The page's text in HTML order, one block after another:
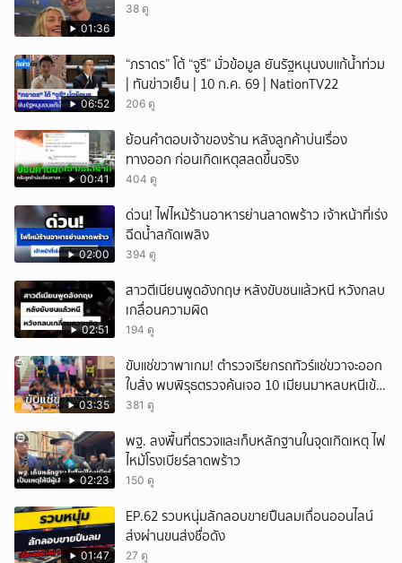
01:36
38 ดู
06:52
“ภราดร” โต้ “จูรี” มั่วข้อมูล ยันรัฐหนุนงบแก้น้ำท่วม
| ทันข่าวเย็น | 10 ก.ค. 69 | NationTV22
206 ดู
00:41
ย้อนคำตอบเจ้าของร้าน หลังลูกค้าบ่นเรื่อง
ทางออก ก่อนเกิดเหตุสลดขึ้นจริง
404 ดู
02:00
ด่วน! ไฟไหม้ร้านอาหารย่านลาดพร้าว เจ้าหน้าที่เร่ง
ฉีดน้ำสกัดเพลิง
394 ดู
02:51
สาวตีเนียนพูดอังกฤษ หลังขับชนแล้วหนี หวังกลบ
เกลื่อนความผิด
194 ดู
03:35
ขับแช่ขวาพาเกม! ตำรวจเรียกรถทัวร์แช่ขวาจะออก
ใบสั่ง พบพิรุธตรวจค้นเจอ 10 เมียนมาหลบหนีเข้า
เมือง
381 ดู
02:23
พฐ. ลงพื้นที่ตรวจและเก็บหลักฐานในจุดเกิดเหตุ ไฟ
ไหม้โรงเบียร์ลาดพร้าว
150 ดู
01:47
EP.62 รวบหนุ่มลักลอบขายปืนลมเถื่อนออนไลน์
ส่งผ่านขนส่งชื่อดัง
27 ดู